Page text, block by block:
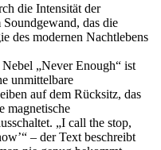
die Intensität der
das die
des modernen Nachtlebens
„Never Enough“ ist
unmittelbare
auf dem Rücksitz, das
magnetische
„I call the stop,
– der Text beschreibt